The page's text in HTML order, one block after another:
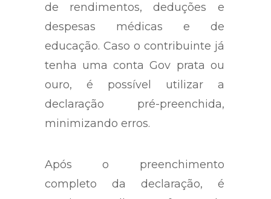
de rendimentos, deduções e
despesas médicas e de
educação. Caso o contribuinte já
tenha uma conta Gov prata ou
ouro, é possível utilizar a
declaração pré-preenchida,
minimizando erros.
Após o preenchimento
completo da declaração, é